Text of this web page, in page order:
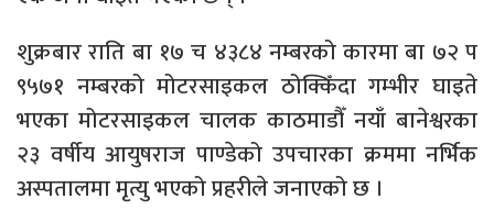
शुक्रबार राति बा १७ च ४३८४ नम्बरको कारमा बा ७२ प
९५७१ नम्बरको मोटरसाइकल ठोक्किँदा गम्भीर घाइते
भएका मोटरसाइकल चालक काठमाडौँ नयाँ बानेश्वरका
२३ वर्षीय आयुषराज पाण्डेको उपचारका क्रममा नर्भिक
अस्पतालमा मृत्यु भएको प्रहरीले जनाएको छ ।